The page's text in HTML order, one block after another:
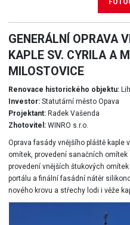
GENERÁLNÍ OPRAVA
KAPLE SV. CYRILA A
MILOSTOVICE
Renovace historického objektu:
Investor:Statutární město Opava
Projektant:Radek Vašenda
Zhotovitel:WINRO s.r.o.
Oprava fasády vnějšího pláště
omítek, provedení sanačních
provedení vnějších štukových
portálu a finální fasádní nátěr
nového krovu a střechy lodi i věže